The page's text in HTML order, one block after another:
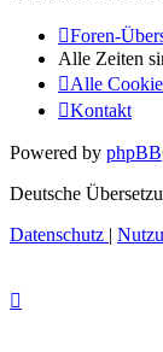
Foren-
Alle Zeiten
Alle
Kontakt
Powered by phpBB
Deutsche
Datenschutz |